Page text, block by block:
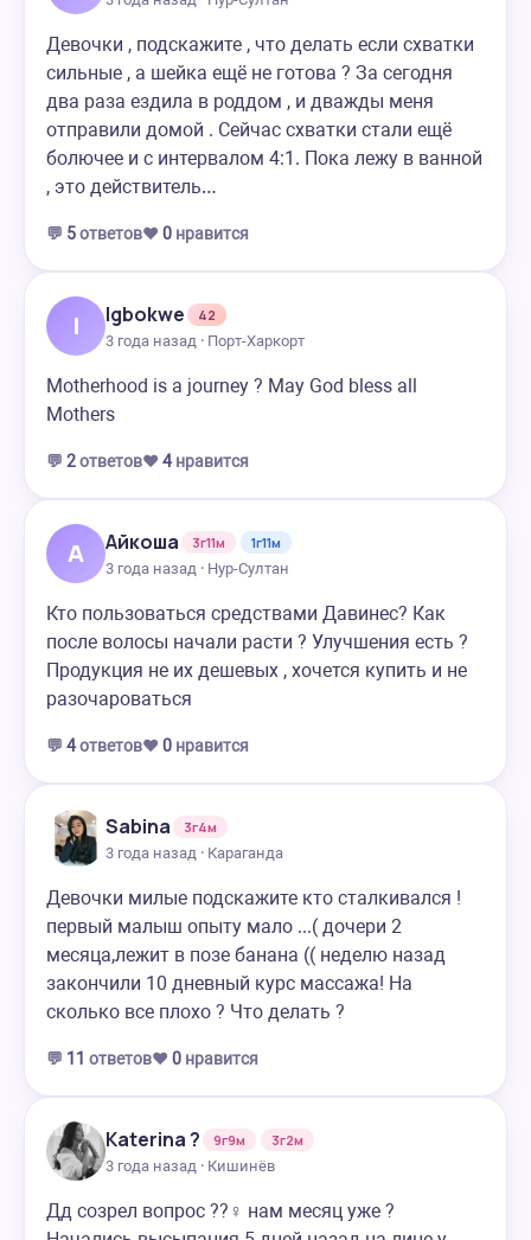
Девочки , подскажите , что делать если схватки
сильные , а шейка ещё не готова ? За сегодня
два раза ездила в роддом , и дважды меня
отправили домой . Сейчас схватки стали ещё
болючее и с интервалом 4:1. Пока лежу в ванной
, это действитель…
💬 5ответов❤️ 0 нравится
I Igbokwe
42
3 года назад · Порт-Харкорт
Motherhood is a journey ? May God bless all
Mothers
💬 2ответов❤️ 4 нравится
А Айкоша 3г11м
1г11м
3 года назад · Нур-Султан
Кто пользоваться средствами Давинес? Как
после волосы начали расти ? Улучшения есть ?
Продукция не их дешевых , хочется купить и не
разочароваться
💬 4ответов❤️ 0 нравится
Sabina
3г4м
3 года назад · Караганда
Девочки милые подскажите кто сталкивался !
первый малыш опыту мало ...( дочери 2
месяца,лежит в позе банана (( неделю назад
закончили 10 дневный курс массажа! На
сколько все плохо ? Что делать ?
💬 11 ответов❤️ 0 нравится
Katerina ? 9г9м
3г2м
3 года назад · Кишинёв
Дд созрел вопрос ??‍♀️ нам месяц уже ?